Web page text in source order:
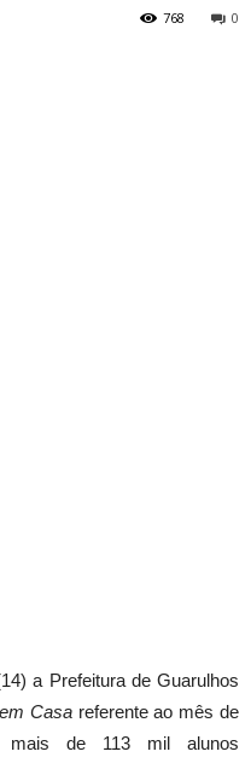
0
768
a Prefeitura de Guarulhos
Casareferente ao mês de
mais de 113 mil alunos